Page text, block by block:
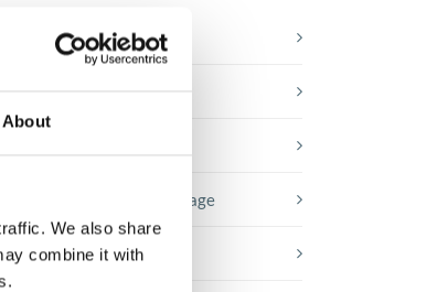
About
We also share
combine it with
Aktualności prawne
Baza wiedzy
Historie sukcesu front page
Inicjatywy pracowników